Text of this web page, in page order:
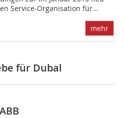
Service-Organisation für...
mehr
für Dubal